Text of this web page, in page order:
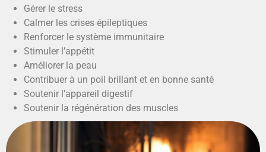
Gérer le stress
Calmer les crises épileptiques
Renforcer le système immunitaire
Stimuler l’appétit
Améliorer la peau
Contribuer à un poil brillant et en bonne santé
Soutenir l’appareil digestif
Soutenir la régénération des muscles